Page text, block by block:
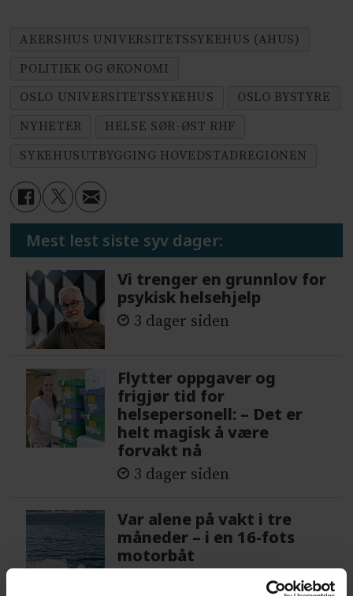
AKERSHUS UNIVERSITETSSYKEHUS (AHUS)
POLITIKK OG ØKONOMI
OSLO UNIVERSITETSSYKEHUS
OSLO BYSTYRE
NYHETER
HELSE SØR-ØST RHF
SYKEHUSUTBYGGING HOVEDSTADREGIONEN
Mest lest siste syv dager:
Vi trenger en grunnlov for
psykisk helsehjelp
3 dager siden
Flytter oppgaver og
frigjør tid for
helsepersonell: – Det er
helt magisk å være
forvakt nå
3 dager siden
Var alene på vakt i tre
måneder – i en 16-fots
motorbåt